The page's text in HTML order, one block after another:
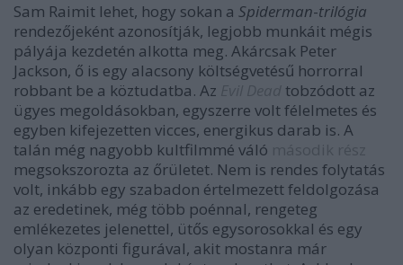
Sam Raimit lehet, hogy sokan a Spiderman-trilógia
rendezőjeként azonosítják, legjobb munkáit mégis
pályája kezdetén alkotta meg. Akárcsak Peter
Jackson, ő is egy alacsony költségvetésű horrorral
robbant be a köztudatba. Az
tobzódott az
ügyes megoldásokban, egyszerre volt félelmetes és
egyben kifejezetten vicces, energikus darab is. A
talán még nagyobb kultfilmmé váló
megsokszorozta az őrületet. Nem is rendes folytatás
volt, inkább egy szabadon értelmezett feldolgozása
az eredetinek, még több poénnal, rengeteg
emlékezetes jelenettel, ütős egysorosokkal és egy
olyan központi figurával, akit mostanra már